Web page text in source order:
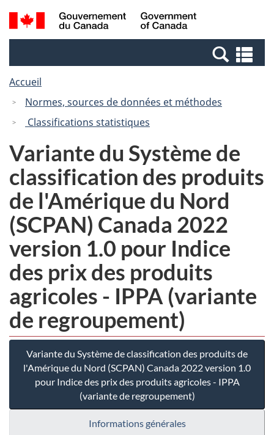
Passer
au
Passer
à
Canada
Recherche
et
et
Accueil
Normes, sources de données et méthodes
Classifications statistiques
Variante du Système de
classification des produits
de l'Amérique du Nord
(SCPAN) Canada 2022
version 1.0 pour Indice
des prix des produits
agricoles - IPPA (variante
de regroupement)
Variante du Système de classification des produits de
l'Amérique du Nord (SCPAN) Canada 2022 version 1.0
pour Indice des prix des produits agricoles - IPPA
(variante de regroupement)
Informations générales